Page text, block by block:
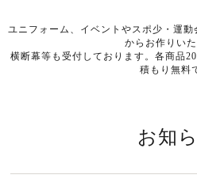
ユニフォーム、イベントやスポ少・運
からお作りいた
横断幕等も受付しております。各商品
積もり無料
お知